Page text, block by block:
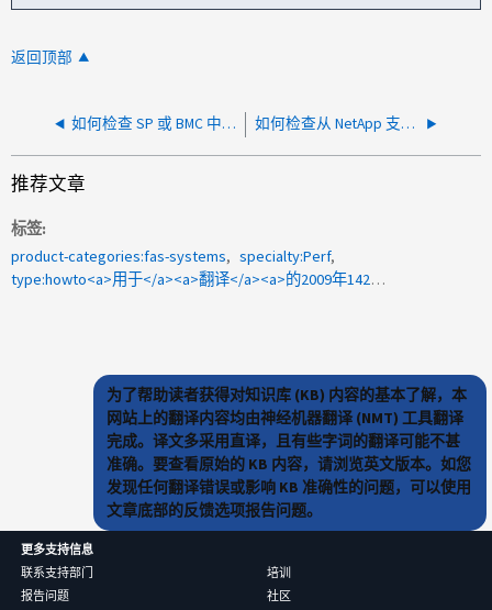
返回顶部
如何检查 SP 或 BMC 中的新固件错误 如何检查从 NetApp 支持站点下载的文件是否完好无损
推荐文章
标签
product-categories:fas-systems
specialty:Perf
type:howto<a>用于</a><a>翻译</a><a>的2009年142620 </a>
为了帮助读者获得对知识库 (KB) 内容的基本了解，本
网站上的翻译内容均由神经机器翻译 (NMT) 工具翻译
完成。译文多采用直译，且有些字词的翻译可能不甚
准确。要查看原始的 KB 内容，请浏览英文版本。如您
发现任何翻译错误或影响 KB 准确性的问题，可以使用
文章底部的反馈选项报告问题。
更多支持信息
联系支持部门
报告问题
培训
社区